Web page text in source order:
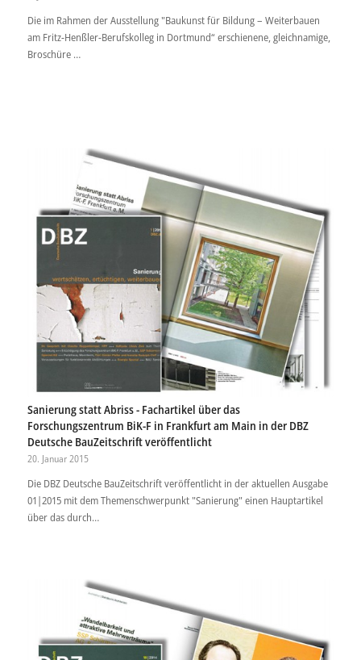
Die im Rahmen der Ausstellung "Baukunst für Bildung – Weiterbauen
am Fritz-Henßler-Berufskolleg in Dortmund“ erschienene, gleichnamige,
Broschüre …
Sanierung statt Abriss - Fachartikel über das
Forschungszentrum BiK-F in Frankfurt am Main in der DBZ
Deutsche BauZeitschrift veröffentlicht
20. Januar 2015
Die DBZ Deutsche BauZeitschrift veröffentlicht in der aktuellen Ausgabe
01|2015 mit dem Themenschwerpunkt "Sanierung" einen Hauptartikel
über das durch…